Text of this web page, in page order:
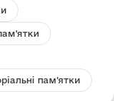
пам'ятки